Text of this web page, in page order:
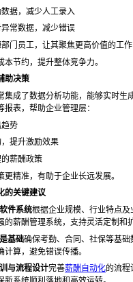
据，减少人工录入
常数据，减少错误
门员工，让其聚焦更高价值的工作
节约，提升整体竞争力。
助决策
集成了数据分析功能，能够实时生
表，帮助企业管理层：
势
提升激励效果
薪酬政策
精准，有助于企业长远发展。
的关键建议
件系统根据企业规模、行业特点
的薪酬管理系统，支持灵活定制和扩
基础确保考勤、合同、社保等基
计算，避免错误传播。
与流程设计完善薪酬自动化的流程